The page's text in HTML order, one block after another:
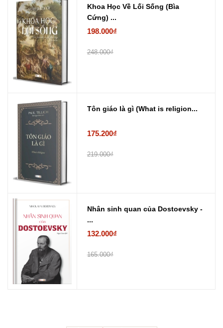
Khoa Học Về Lối Sống (Bìa
Cứng) ...
198.000₫
248.000₫
Tôn giáo là gì (What is religion...
175.200₫
219.000₫
Nhân sinh quan của Dostoevsky -
...
132.000₫
165.000₫